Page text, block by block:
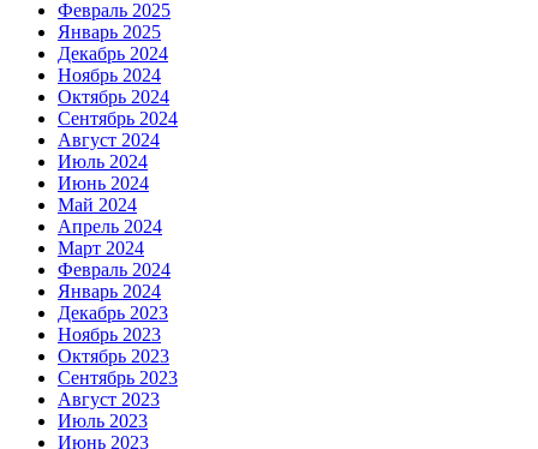
Февраль 2025
Январь 2025
Декабрь 2024
Ноябрь 2024
Октябрь 2024
Сентябрь 2024
Август 2024
Июль 2024
Июнь 2024
Май 2024
Апрель 2024
Март 2024
Февраль 2024
Январь 2024
Декабрь 2023
Ноябрь 2023
Октябрь 2023
Сентябрь 2023
Август 2023
Июль 2023
Июнь 2023